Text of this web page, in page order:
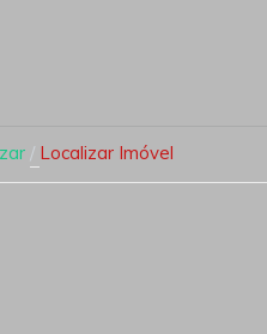
Localizar Imóvel